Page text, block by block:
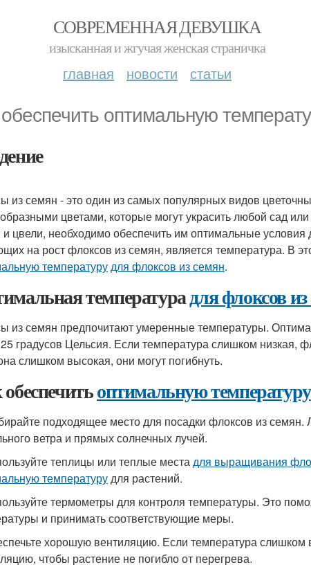
СОВРЕМЕННАЯ ДЕВУШКА
изысканная и жгучая женская страничка
главная новости статьи
оптимальную
из семян - это один из самых популярных видов
цветами, которые могут украсить любой сад
и цвели, необходимо обеспечить им оптимальные
на рост флоксов из семян, является температура. В
температурудля флоксов из семян.
температурадля флоксов
из семян предпочитают умеренные температуры.
градусов Цельсия. Если температура слишком низкая,
слишком высокая, они могут погибнуть.
оптимальную температуру
подходящее место для посадки флоксов из
ветра и прямых солнечных лучей.
теплицы или теплые местадля выращивания
температурудля растений.
термометры для контроля температуры. Это
и принимать соответствующие меры.
хорошую вентиляцию. Если температура
чтобы растение не погибло от перегрева.